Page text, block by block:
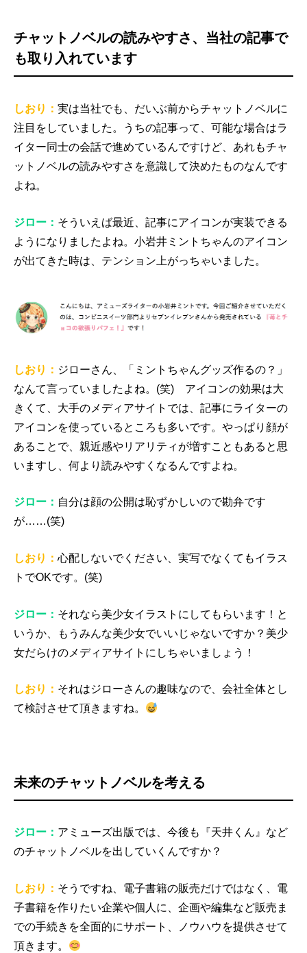
チャットノベルの読みやすさ、当社の記事で
も取り入れています
しおり： 実は当社でも、だいぶ前からチャットノベルに
注目をしていました。うちの記事って、可能な場合はラ
イター同士の会話で進めているんですけど、あれもチャ
ットノベルの読みやすさを意識して決めたものなんです
よね。
ジロー： そういえば最近、記事にアイコンが実装できる
ようになりましたよね。小岩井ミントちゃんのアイコン
が出てきた時は、テンション上がっちゃいました。
しおり： ジローさん、「ミントちゃんグッズ作るの？」
なんて言っていましたよね。(笑) アイコンの効果は大
きくて、大手のメディアサイトでは、記事にライターの
アイコンを使っているところも多いです。やっぱり顔が
あることで、親近感やリアリティが増すこともあると思
いますし、何より読みやすくなるんですよね。
ジロー： 自分は顔の公開は恥ずかしいので勘弁です
が……(笑)
しおり： 心配しないでください、実写でなくてもイラス
トでOKです。(笑)
ジロー： それなら美少女イラストにしてもらいます！と
いうか、もうみんな美少女でいいじゃないですか？美少
女だらけのメディアサイトにしちゃいましょう！
しおり： それはジローさんの趣味なので、会社全体とし
て検討させて頂きますね。
未来のチャットノベルを考える
ジロー： アミューズ出版では、今後も『天井くん』など
のチャットノベルを出していくんですか？
しおり： そうですね、電子書籍の販売だけではなく、電
子書籍を作りたい企業や個人に、企画や編集など販売ま
での手続きを全面的にサポート、ノウハウを提供させて
頂きます。